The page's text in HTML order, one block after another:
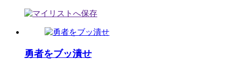
勇者をブッ潰せ